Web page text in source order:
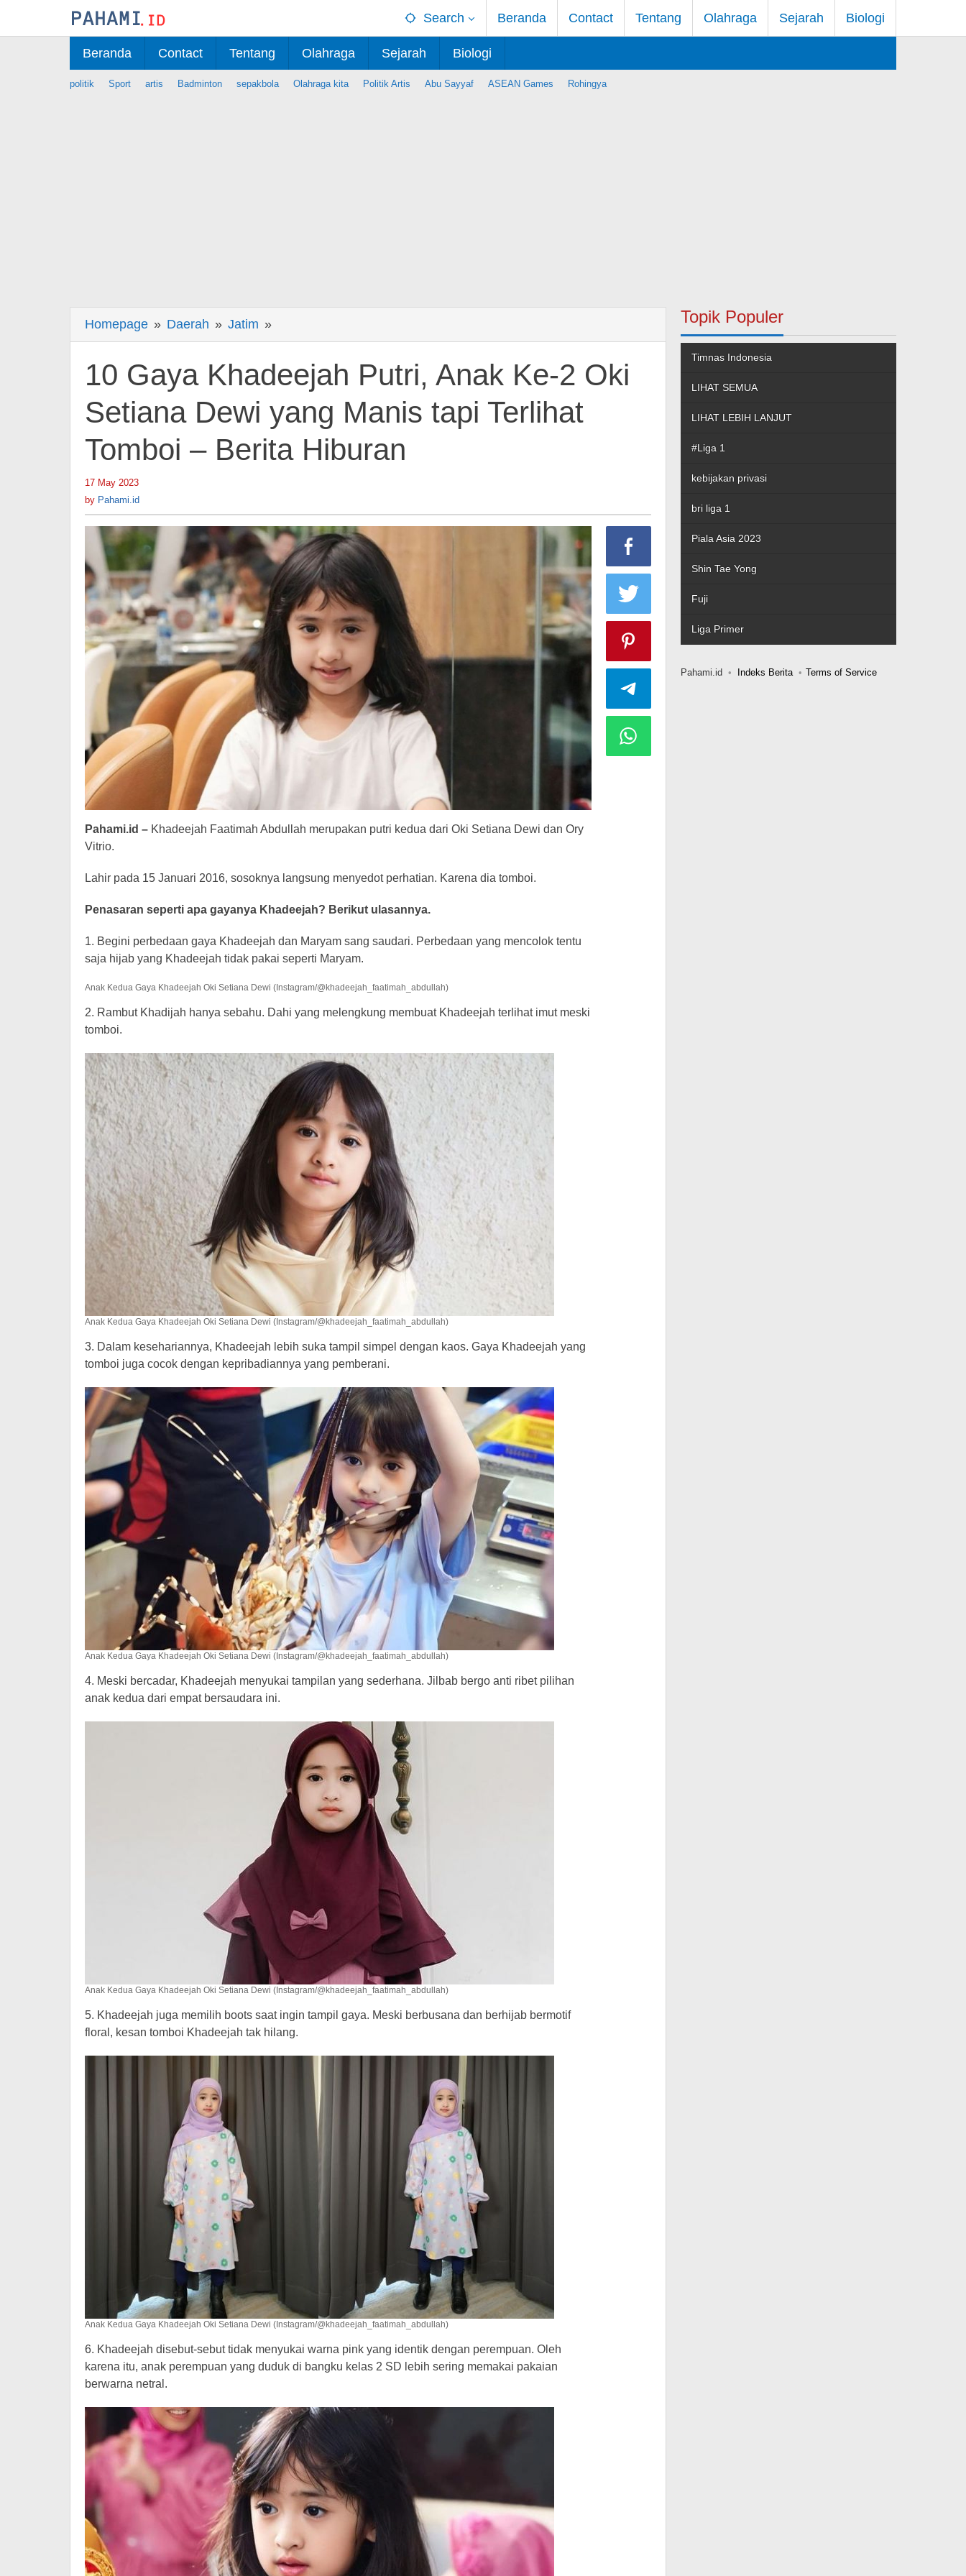
Search Beranda Contact Tentang Olahraga Sejarah Biologi
Beranda Contact Tentang Olahraga Sejarah Biologi
politik Sport artis Badminton sepakbola Olahraga kita Politik Artis Abu Sayyaf ASEAN Games Rohingya
Homepage » Daerah » Jatim »
Gaya
Khadeejah
Putri,
Ke-
2
Oki
yang
Manis
tapi
Terlihat
Tomboi
-
Berita
Hiburan
10 Gaya Khadeejah Putri, Anak Ke-2 Oki
Setiana Dewi yang Manis tapi Terlihat
Tomboi – Berita Hiburan
17 May 2023
by Pahami.id
Pahami.id – Khadeejah Faatimah Abdullah merupakan putri kedua dari Oki Setiana Dewi dan Ory
Vitrio.
Lahir pada 15 Januari 2016, sosoknya langsung menyedot perhatian. Karena dia tomboi.
Penasaran seperti apa gayanya Khadeejah? Berikut ulasannya.
1. Begini perbedaan gaya Khadeejah dan Maryam sang saudari. Perbedaan yang mencolok tentu
saja hijab yang Khadeejah tidak pakai seperti Maryam.
Anak Kedua Gaya Khadeejah Oki Setiana Dewi (Instagram/@khadeejah_faatimah_abdullah)
2. Rambut Khadijah hanya sebahu. Dahi yang melengkung membuat Khadeejah terlihat imut meski
tomboi.
Anak Kedua Gaya Khadeejah Oki Setiana Dewi (Instagram/@khadeejah_faatimah_abdullah)
3. Dalam kesehariannya, Khadeejah lebih suka tampil simpel dengan kaos. Gaya Khadeejah yang
tomboi juga cocok dengan kepribadiannya yang pemberani.
Anak Kedua Gaya Khadeejah Oki Setiana Dewi (Instagram/@khadeejah_faatimah_abdullah)
4. Meski bercadar, Khadeejah menyukai tampilan yang sederhana. Jilbab bergo anti ribet pilihan
anak kedua dari empat bersaudara ini.
Anak Kedua Gaya Khadeejah Oki Setiana Dewi (Instagram/@khadeejah_faatimah_abdullah)
5. Khadeejah juga memilih boots saat ingin tampil gaya. Meski berbusana dan berhijab bermotif
floral, kesan tomboi Khadeejah tak hilang.
Anak Kedua Gaya Khadeejah Oki Setiana Dewi (Instagram/@khadeejah_faatimah_abdullah)
6. Khadeejah disebut-sebut tidak menyukai warna pink yang identik dengan perempuan. Oleh
karena itu, anak perempuan yang duduk di bangku kelas 2 SD lebih sering memakai pakaian
berwarna netral.
Topik Populer
Timnas Indonesia
LIHAT SEMUA
LIHAT LEBIH LANJUT
#Liga 1
kebijakan privasi
bri liga 1
Piala Asia 2023
Shin Tae Yong
Fuji
Liga Primer
Pahami.id Indeks Berita Terms of Service